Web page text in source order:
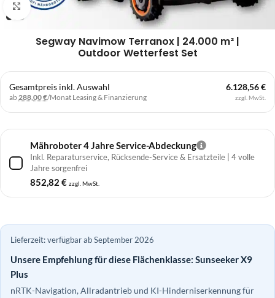
Klick zum Vergrößern
Segway Navimow Terranox | 24.000 m² |
Outdoor Wetterfest Set
Gesamtpreis inkl. Auswahl
ab288,00 €/Monat Leasing & Finanzierung
6.128,56 €
zzgl. MwSt.
Mähroboter 4 Jahre Service-Abdeckung
Inkl. Reparaturservice, Rücksende-Service & Ersatzteile | 4 volle
Jahre sorgenfrei
852,82 € zzgl. MwSt.
Lieferzeit: verfügbar ab September 2026
Unsere Empfehlung für diese Flächenklasse: Sunseeker X9
Plus
nRTK-Navigation, Allradantrieb und KI-Hinderniserkennung für